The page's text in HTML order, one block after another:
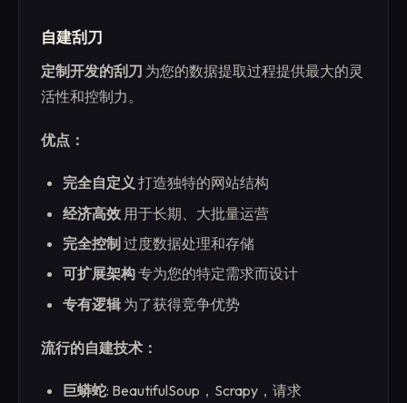
自建刮刀
定制开发的刮刀 为您的数据提取过程提供最大的灵
活性和控制力。
优点：
完全自定义 打造独特的网站结构
经济高效 用于长期、大批量运营
完全控制 过度数据处理和存储
可扩展架构专为您的特定需求而设计
专有逻辑为了获得竞争优势
流行的自建技术：
巨蟒蛇: BeautifulSoup，Scrapy，请求